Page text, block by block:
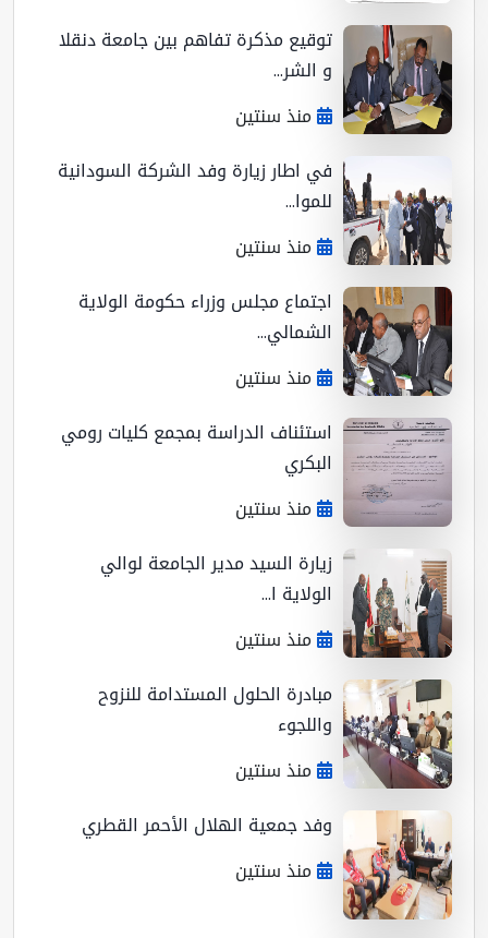
توقيع مذكرة تفاهم بين جامعة دنقلا
و الشر...
منذ سنتين
في اطار زيارة وفد الشركة السودانية
للموا...
منذ سنتين
اجتماع مجلس وزراء حكومة الولاية
الشمالي...
منذ سنتين
استئناف الدراسة بمجمع كليات رومي
البكري
منذ سنتين
زيارة السيد مدير الجامعة لوالي
الولاية ا...
منذ سنتين
مبادرة الحلول المستدامة للنزوح
واللجوء
منذ سنتين
وفد جمعية الهلال الأحمر القطري
منذ سنتين